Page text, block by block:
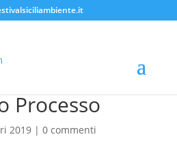
Processo
2019| 0 commenti